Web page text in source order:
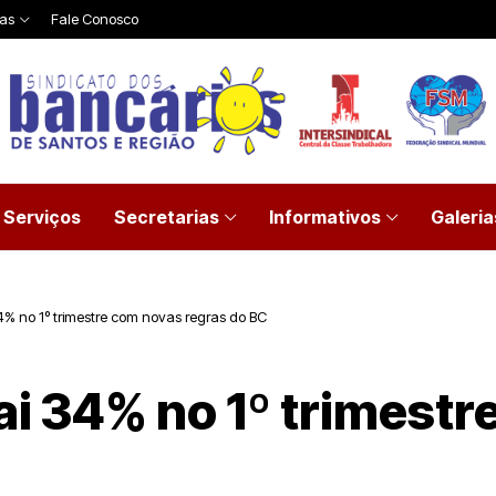
Fale Conosco
Serviços Secretarias Informativos
no 1º trimestre com novas regras do BC
34% no 1º